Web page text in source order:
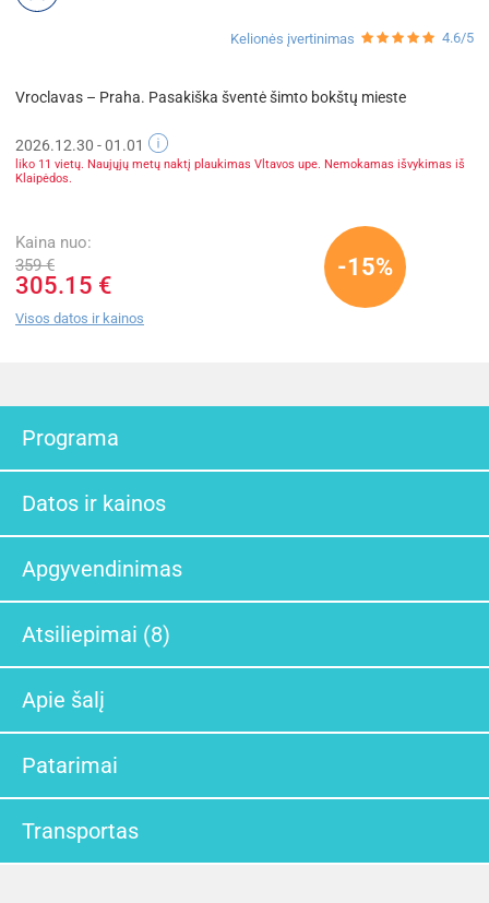
Kelionės įvertinimas 4.6/5
Vroclavas – Praha. Pasakiška šventė šimto bokštų mieste
2026.12.30 - 01.01
liko 11 vietų. Naujųjų metų naktį plaukimas Vltavos upe. Nemokamas išvykimas iš
Klaipėdos.
Kaina nuo:
359 €
305.15 €
-15%
Visos datos ir kainos
Programa
Datos ir kainos
Apgyvendinimas
Atsiliepimai (8)
Apie šalį
Patarimai
Transportas